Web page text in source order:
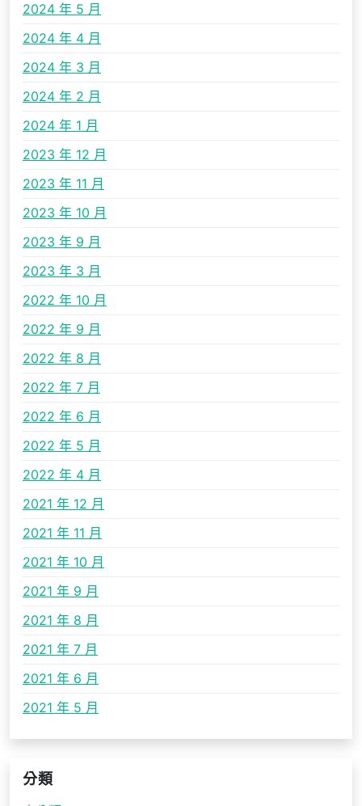
2024 年 5 月
2024 年 4 月
2024 年 3 月
2024 年 2 月
2024 年 1 月
2023 年 12 月
2023 年 11 月
2023 年 10 月
2023 年 9 月
2023 年 3 月
2022 年 10 月
2022 年 9 月
2022 年 8 月
2022 年 7 月
2022 年 6 月
2022 年 5 月
2022 年 4 月
2021 年 12 月
2021 年 11 月
2021 年 10 月
2021 年 9 月
2021 年 8 月
2021 年 7 月
2021 年 6 月
2021 年 5 月
分類